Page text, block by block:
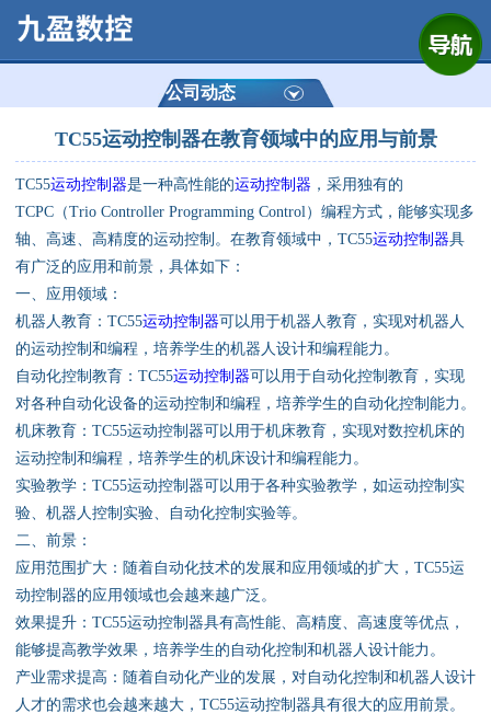
公司简介
产品展示
运动控制器
定制数控系统
技术资讯
公司动态
资料下载
行业新闻
资质荣誉
产品应用
公司动态
TC55运动控制器在教育领域中的应用与前景
TC55运动控制器是一种高性能的运动控制器 ，采用独有的
TCPC（Trio Controller Programming Control）编程方式，能够实现多
轴、高速、高精度的运动控制。在教育领域中，TC55运动控制器具
有广泛的应用和前景，具体如下：
一、应用领域：
机器人教育：TC55运动控制器可以用于机器人教育，实现对机器人
的运动控制和编程，培养学生的机器人设计和编程能力。
自动化控制教育：TC55运动控制器可以用于自动化控制教育，实现
对各种自动化设备的运动控制和编程，培养学生的自动化控制能力。
机床教育：TC55运动控制器可以用于机床教育，实现对数控机床的
运动控制和编程，培养学生的机床设计和编程能力。
实验教学：TC55运动控制器可以用于各种实验教学，如运动控制实
验、机器人控制实验、自动化控制实验等。
二、前景：
应用范围扩大：随着自动化技术的发展和应用领域的扩大，TC55运
动控制器的应用领域也会越来越广泛。
效果提升：TC55运动控制器具有高性能、高精度、高速度等优点，
能够提高教学效果，培养学生的自动化控制和机器人设计能力。
产业需求提高：随着自动化产业的发展，对自动化控制和机器人设计
人才的需求也会越来越大，TC55运动控制器具有很大的应用前景。